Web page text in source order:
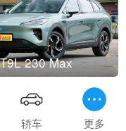
230 Max
轿车 更多